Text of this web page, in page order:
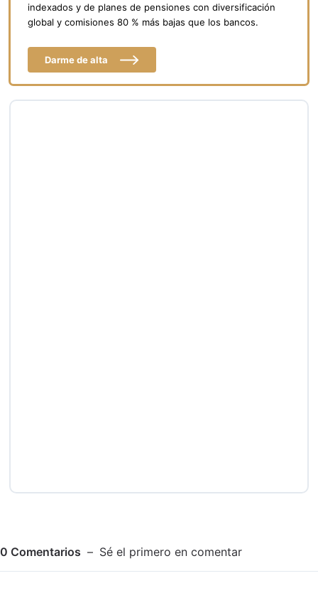
indexados y de planes de pensiones con diversificación
global y comisiones 80 % más bajas que los bancos.
Darme de alta
0 Comentarios Sé el primero en comentar